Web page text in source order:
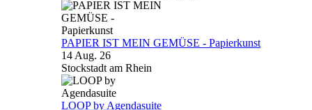
PAPIER IST MEIN GEMÜSE - Papierkunst
14 Aug. 26
Stockstadt am Rhein
LOOP by Agendasuite